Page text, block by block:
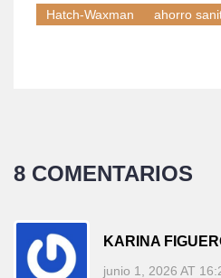
Hatch-Waxman
ahorro
8 COMENTARIOS
KARINA
junio 1, 2026 AT